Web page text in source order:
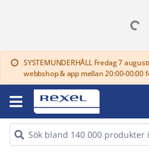
info SYSTEMUNDERHÅLL Fredag 7
webbshop & app mellan 20:00-00:00